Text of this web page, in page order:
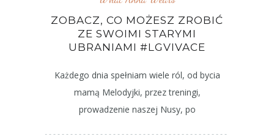
ZOBACZ, CO MOŻESZ ZROBIĆ
ZE SWOIMI STARYMI
UBRANIAMI #LGVIVACE
Każdego dnia spełniam wiele ról, od bycia
mamą Melodyjki, przez treningi,
prowadzenie naszej Nusy, po